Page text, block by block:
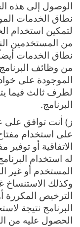
نطاق الخدمات
لتمكين استخدام
نطاق الخدمات أيضاً
من وظائف
الموجودة على
لطرف ثالث فيما
البرنامج‎.
ز) أنت توافق
على استخدام
الاتفاقية أو
له استخدام
المستخدم أو غير
وكذلك الاستنساخ
الترخيص المكررة
البرنامج نتيجة
الحصول عليه من